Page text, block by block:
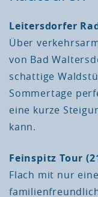
Leitersdorfer
Über
von Bad
schattige
Sommertage
eine kurze
kann.
Feinspitz Tour
Flach mit nur